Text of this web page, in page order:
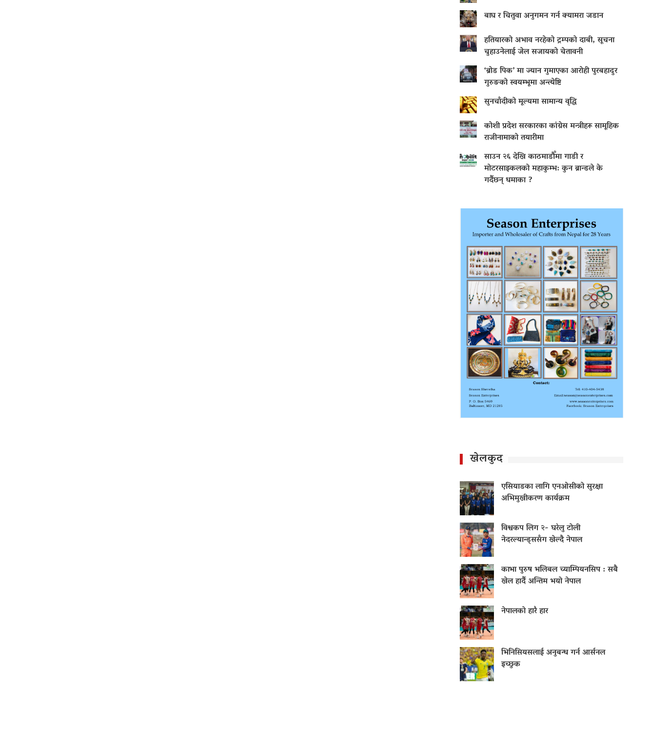
बाघ र चितुवा अनुगमन गर्न क्यामरा जडान
हतियारको अभाव नरहेको ट्रम्पको दाबी, सूचना
चुहाउनेलाई जेल सजायको चेतावनी
‘ब्रोड पिक’ मा ज्यान गुमाएका आराेही पुरबहादुर
गुरुङको स्वयम्भूमा अन्त्येष्टि
सुनचाँदीको मूल्यमा सामान्य वृद्धि
कोशी प्रदेश सरकारका कांग्रेस मन्त्रीहरू सामूहिक
राजीनामाको तयारीमा
साउन २६ देखि काठमाडौँमा गाडी र
मोटरसाइकलको महाकुम्भ: कुन ब्रान्डले के
गर्दैछन् धमाका ?
खेलकुद
एसियाडका लागि एनओसीको सुरक्षा
अभिमुखीकरण कार्यक्रम
विश्वकप लिग २- घरेलु टोली
नेदरल्यान्ड्ससँग खेल्दै नेपाल
काभा पुरुष भलिबल च्याम्पियनसिप : सबै
खेल हार्दै अन्तिम भयो नेपाल
नेपालको हारै हार
भिनिसियसलाई अनुबन्ध गर्न आर्सनल
इच्छुक